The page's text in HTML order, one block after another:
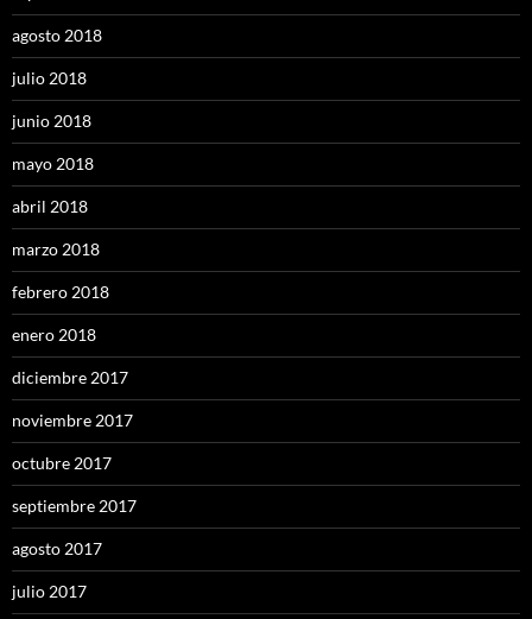
agosto 2018
julio 2018
junio 2018
mayo 2018
abril 2018
marzo 2018
febrero 2018
enero 2018
diciembre 2017
noviembre 2017
octubre 2017
septiembre 2017
agosto 2017
julio 2017